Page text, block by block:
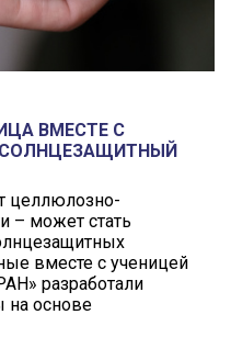
ВМЕСТЕ С
целлюлозно-
– может стать
вместе с ученицей
разработали
на основе